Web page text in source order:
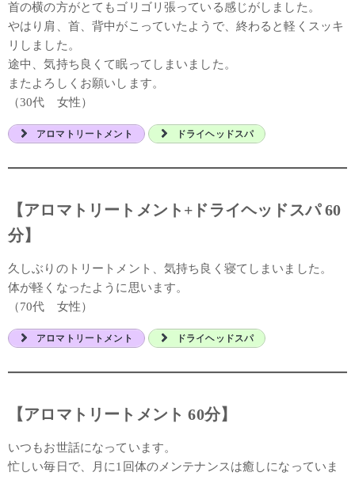
首の横の方がとてもゴリゴリ張っている感じがしました。
やはり肩、首、背中がこっていたようで、終わると軽くスッキ
リしました。
途中、気持ち良くて眠ってしまいました。
またよろしくお願いします。
（30代 女性）
アロマトリートメント ドライヘッドスパ
【アロマトリートメント+ドライヘッドスパ 60
分】
久しぶりのトリートメント、気持ち良く寝てしまいました。
体が軽くなったように思います。
（70代 女性）
アロマトリートメント ドライヘッドスパ
【アロマトリートメント 60分】
いつもお世話になっています。
忙しい毎日で、月に1回体のメンテナンスは癒しになっていま